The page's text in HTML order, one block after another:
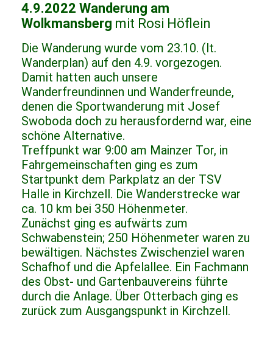
4.9.2022 Wanderung am
Wolkmansberg mit Rosi Höflein
Die Wanderung wurde vom 23.10. (lt.
Wanderplan) auf den 4.9. vorgezogen.
Damit hatten auch unsere
Wanderfreundinnen und Wanderfreunde,
denen die Sportwanderung mit Josef
Swoboda doch zu herausfordernd war, eine
schöne Alternative.
Treffpunkt war 9:00 am Mainzer Tor, in
Fahrgemeinschaften ging es zum
Startpunkt dem Parkplatz an der TSV
Halle in Kirchzell. Die Wanderstrecke war
ca. 10 km bei 350 Höhenmeter.
Zunächst ging es aufwärts zum
Schwabenstein; 250 Höhenmeter waren zu
bewältigen. Nächstes Zwischenziel waren
Schafhof und die Apfelallee. Ein Fachmann
des Obst- und Gartenbauvereins führte
durch die Anlage. Über Otterbach ging es
zurück zum Ausgangspunkt in Kirchzell.